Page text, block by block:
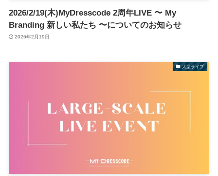
2026/2/19(木)MyDresscode 2周年LIVE 〜 My
Branding 新しい私たち 〜についてのお知らせ
2026年2月19日
大型ライブ